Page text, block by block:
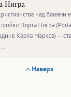
Нигра
над банями
Порта Нигра
Карла Маркса) —
Наверх